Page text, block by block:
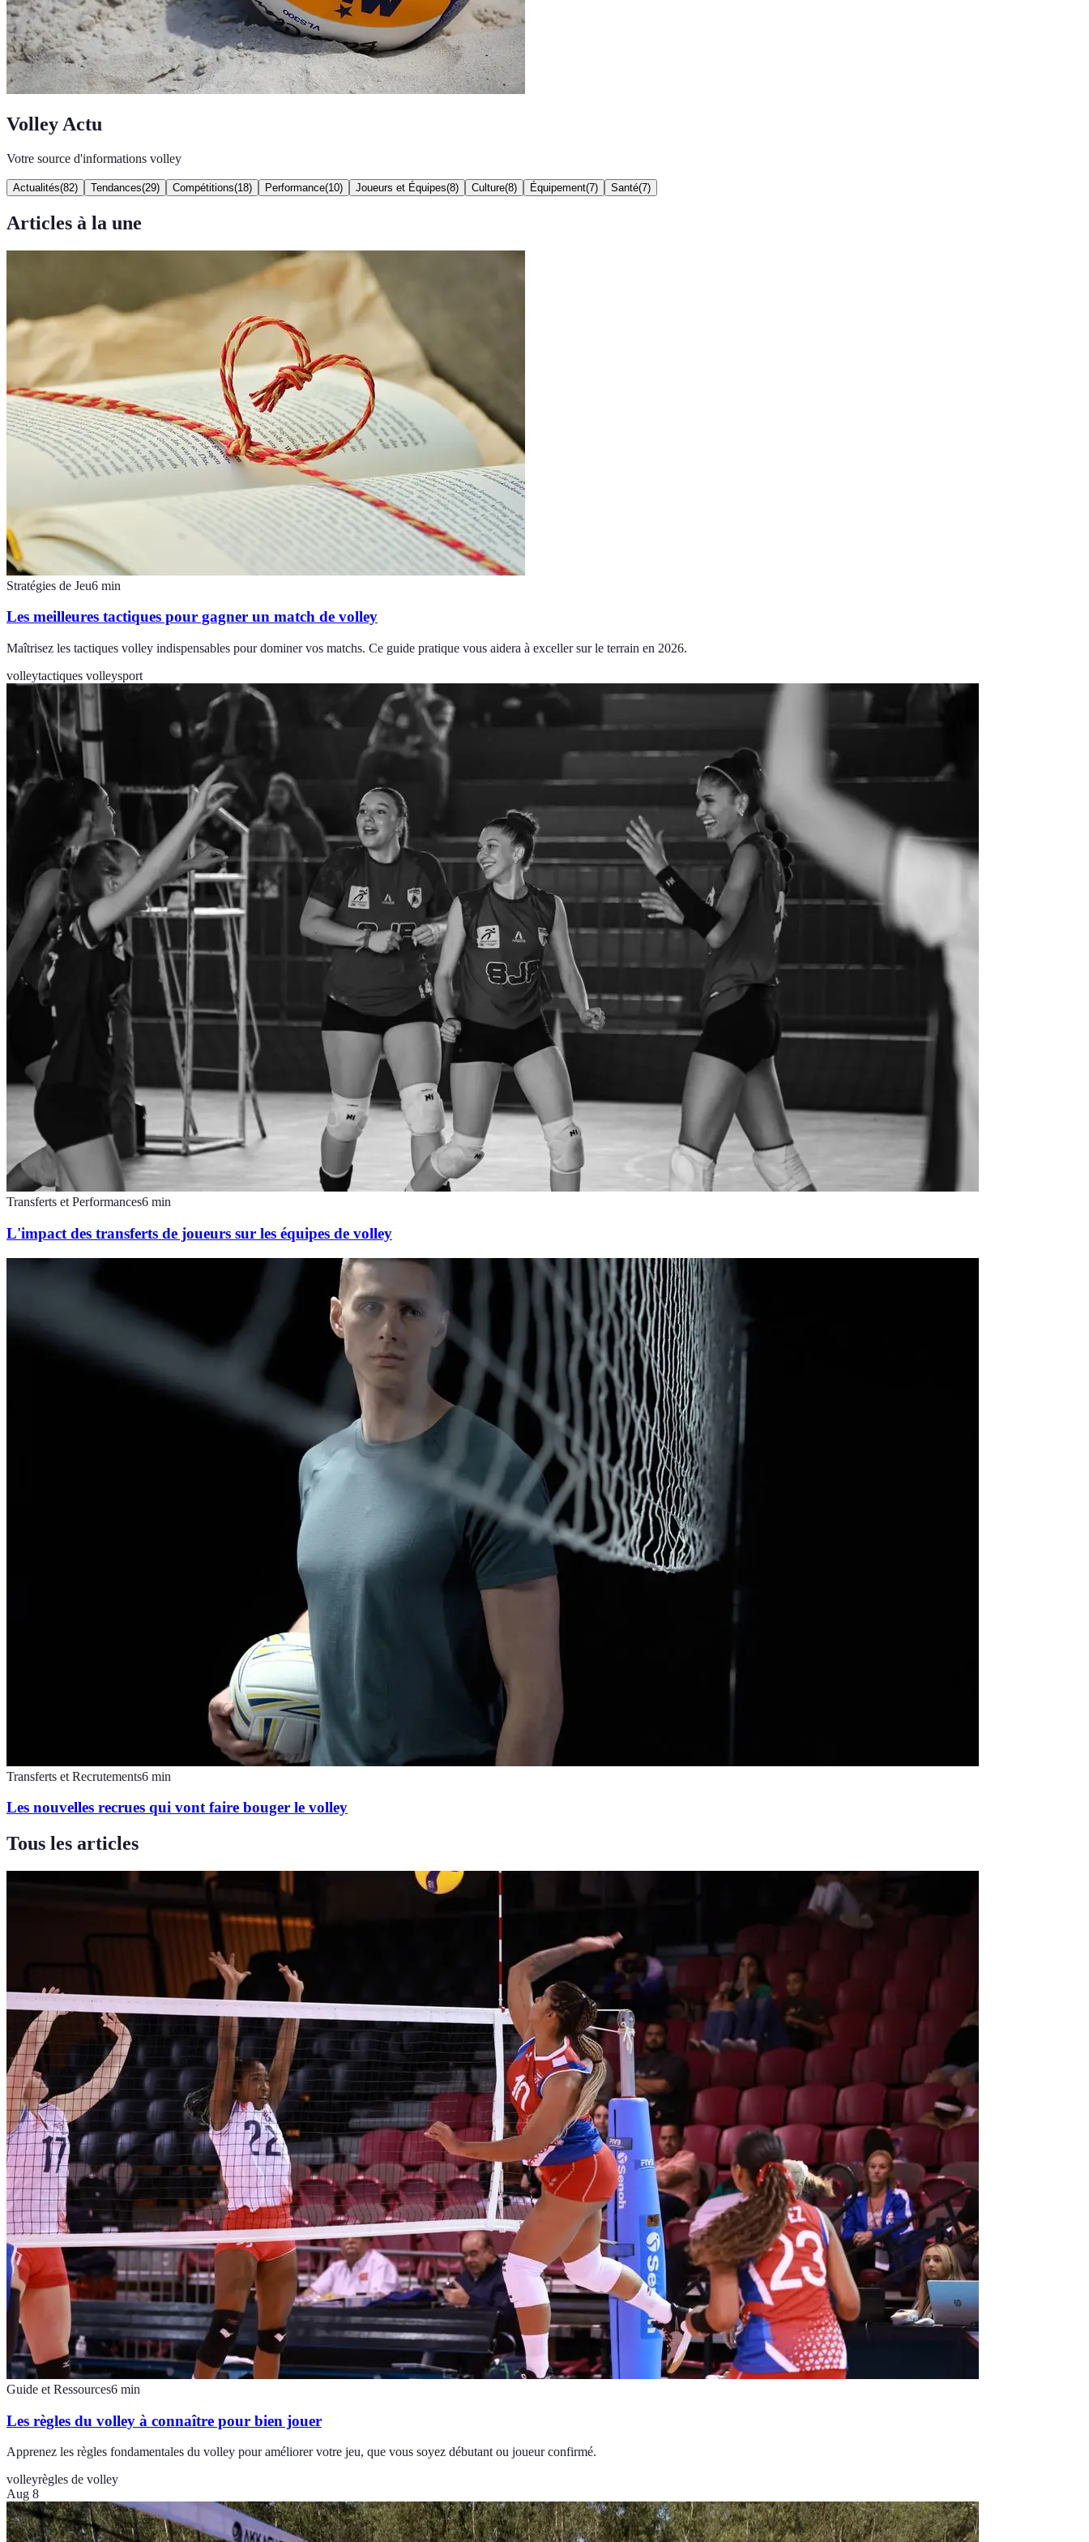
Volley Actu
Votre source d'informations volley
Actualités(82) Tendances(29) Compétitions(18) Performance(10) Joueurs et Équipes(8) Culture(8) Équipement(7) Santé(7)
Articles à la une
Stratégies de Jeu6 min
Les meilleures tactiques pour gagner un match de volley
Maîtrisez les tactiques volley indispensables pour dominer vos matchs. Ce guide pratique vous aidera à exceller sur le terrain en 2026.
volleytactiques volleysport
Transferts et Performances6 min
L'impact des transferts de joueurs sur les équipes de volley
Transferts et Recrutements6 min
Les nouvelles recrues qui vont faire bouger le volley
Tous les articles
Guide et Ressources6 min
Les règles du volley à connaître pour bien jouer
Apprenez les règles fondamentales du volley pour améliorer votre jeu, que vous soyez débutant ou joueur confirmé.
volleyrègles de volley
Aug 8